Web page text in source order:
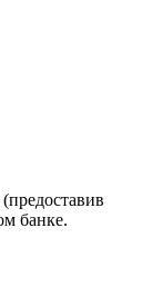
банке.